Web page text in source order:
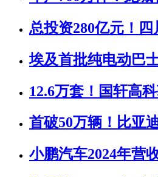
总投资280亿元！
埃及首批纯电动巴
12.6万套！国轩高
首破50万辆！比亚
小鹏汽车2024年营